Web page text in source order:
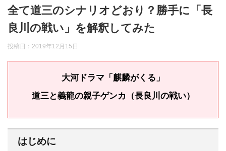
全て道三のシナリオどおり？勝手に「長
良川の戦い」を解釈してみた
投稿日： 2019年12月15日
大河ドラマ「麒麟がくる」
道三と義龍の親子ゲンカ（長良川の戦い）
はじめに